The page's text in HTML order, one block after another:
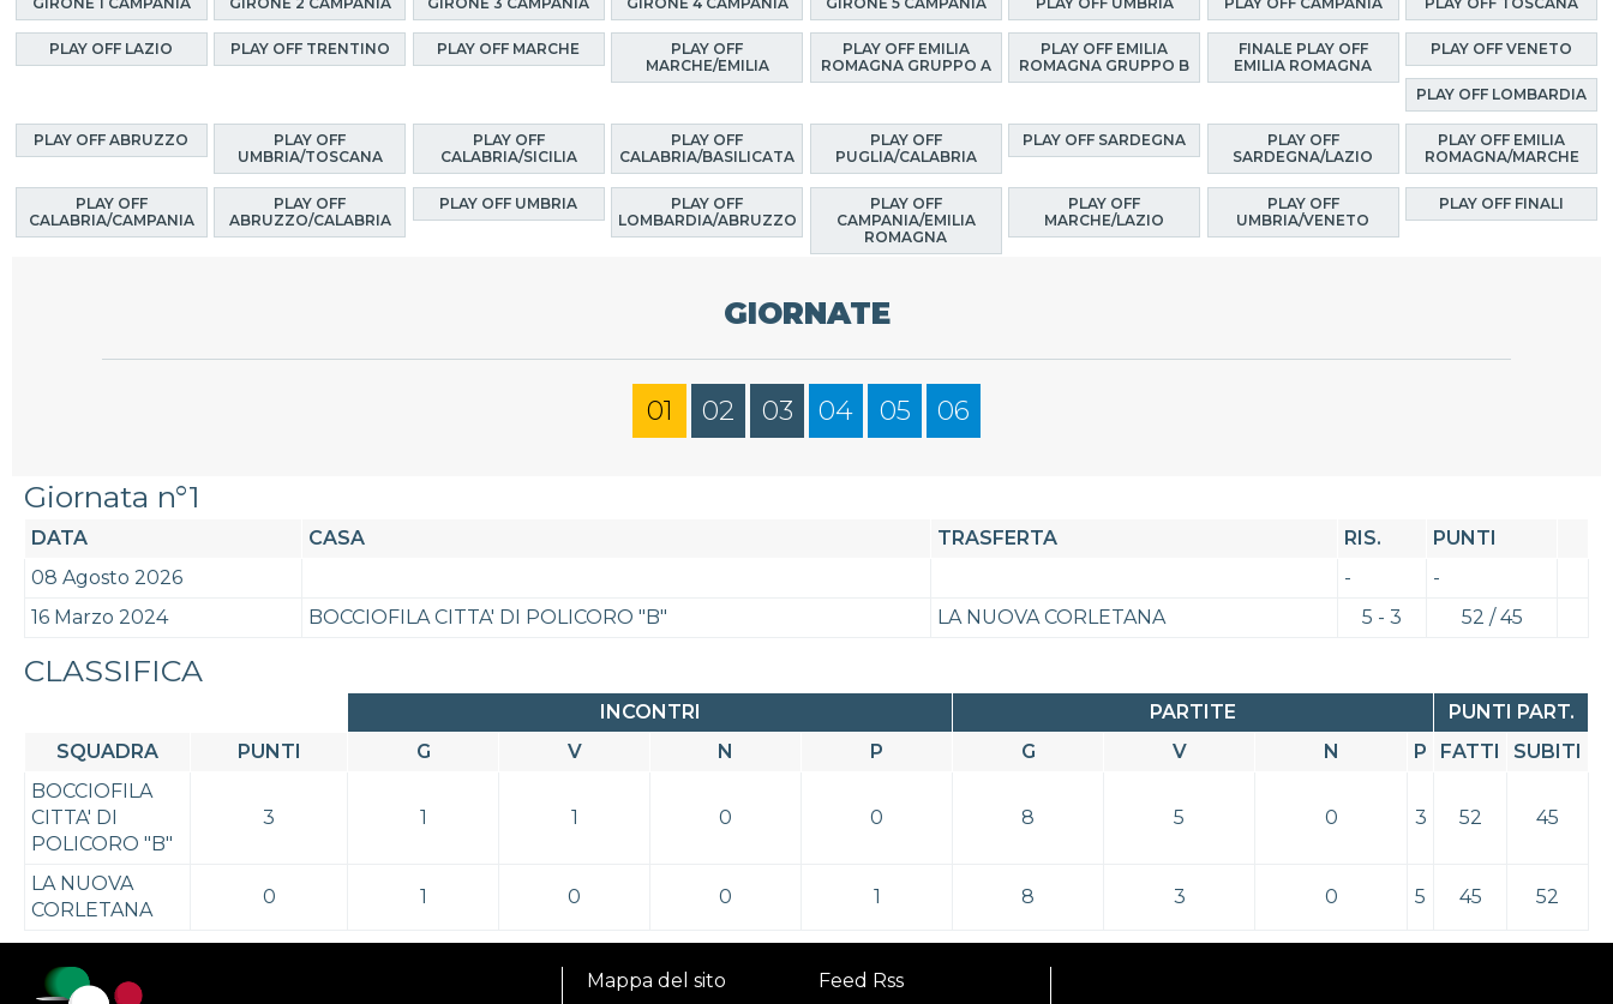
PLAY OFF LAZIO PLAY OFF TRENTINO PLAY OFF MARCHE
PLAY OFF
MARCHE/EMILIA
PLAY OFF EMILIA
ROMAGNA GRUPPO A
PLAY OFF EMILIA
ROMAGNA GRUPPO B
FINALE PLAY OFF
EMILIA ROMAGNA
PLAY OFF VENETO
PLAY OFF LOMBARDIA
PLAY OFF ABRUZZO
PLAY OFF
UMBRIA/TOSCANA
PLAY OFF
CALABRIA/SICILIA
PLAY OFF
CALABRIA/BASILICATA
PLAY OFF
PUGLIA/CALABRIA
PLAY OFF SARDEGNA
PLAY OFF
SARDEGNA/LAZIO
PLAY OFF EMILIA
ROMAGNA/MARCHE
PLAY OFF
CALABRIA/CAMPANIA
PLAY OFF
ABRUZZO/CALABRIA
PLAY OFF UMBRIA
PLAY OFF
LOMBARDIA/ABRUZZO
PLAY OFF
CAMPANIA/EMILIA
ROMAGNA
PLAY OFF
MARCHE/LAZIO
PLAY OFF
UMBRIA/VENETO
PLAY OFF FINALI
GIORNATE
01 02 03 04 05 06
Giornata n°1
DATA CASA TRASFERTA RIS.
PUNTI
08 Agosto 2026
-
-
16 Marzo 2024
BOCCIOFILA CITTA' DI POLICORO "B" LA NUOVA CORLETANA 5 - 3 52 / 45
CLASSIFICA
INCONTRI PARTITE
PUNTI PART.
SQUADRA
PUNTI G V N P G V N P FATTI
SUBITI
BOCCIOFILA
CITTA' DI
POLICORO "B"
3 1 1 0 0 8 5 0 3 52 45
LA NUOVA
CORLETANA
0 1 0 0 1 8 3 0 5 45 52
Mappa del sito Feed Rss